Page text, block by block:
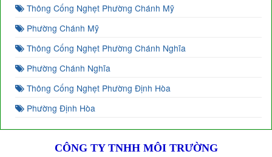
Thông Cống Nghẹt Phường Chánh Mỹ
Phường Chánh Mỹ
Thông Cống Nghẹt Phường Chánh Nghĩa
Phường Chánh Nghĩa
Thông Cống Nghẹt Phường Định Hòa
Phường Định Hòa
CÔNG TY TNHH MÔI TRƯỜNG